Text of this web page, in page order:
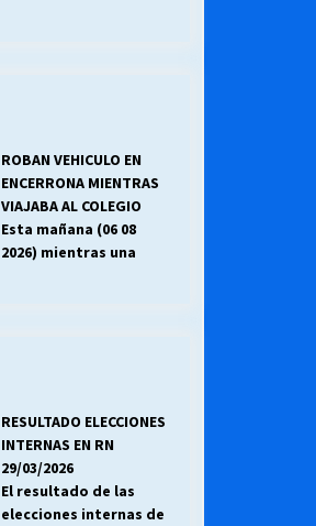
ROBAN VEHICULO EN
ENCERRONA MIENTRAS
VIAJABA AL COLEGIO
Esta mañana (06 08
2026) mientras una
RESULTADO ELECCIONES
INTERNAS EN RN
29/03/2026
El resultado de las
elecciones internas de